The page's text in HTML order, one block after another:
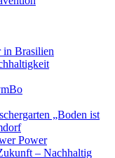
in Brasilien
„Boden ist
Power
– Nachhaltig